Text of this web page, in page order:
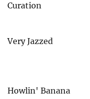
Curation
Very Jazzed
Howlin' Banana